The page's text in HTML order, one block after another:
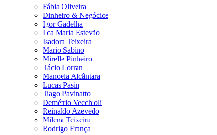
Fábia Oliveira
Dinheiro & Negócios
Igor Gadelha
Ilca Maria Estevão
Isadora Teixeira
Mario Sabino
Mirelle Pinheiro
Tácio Lorran
Manoela Alcântara
Lucas Pasin
Tiago Pavinatto
Demétrio Vecchioli
Reinaldo Azevedo
Milena Teixeira
Rodrigo França